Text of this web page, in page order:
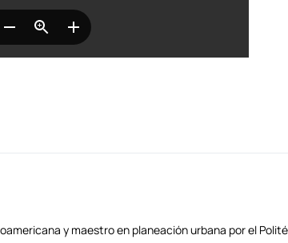
y maestro en planeación urbana por el